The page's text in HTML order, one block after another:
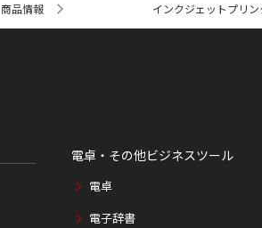
商品情報 インクジェットプリ
電卓・その他ビジネスツール
電卓
電子辞書